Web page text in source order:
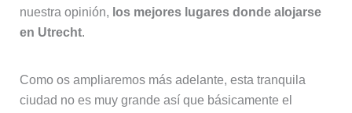
nuestra opinión, los mejores lugares donde alojarse
en Utrecht.
Como os ampliaremos más adelante, esta tranquila
ciudad no es muy grande así que básicamente el